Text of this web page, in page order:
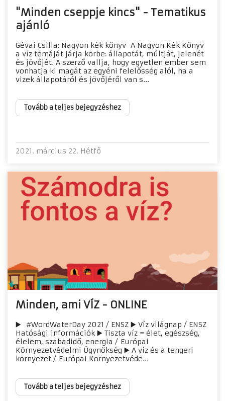
"Minden cseppje kincs" - Tematikus
ajánló
Gévai Csilla: Nagyon kék könyv A Nagyon Kék Könyv
a víz témáját járja körbe: állapotát, múltját, jelenét
és jövőjét. A szerző vallja, hogy egyetlen ember sem
vonhatja ki magát az egyéni felelősség alól, ha a
vizek állapotáról és jövőjéről van s...
Tovább a teljes bejegyzéshez
2021. március 22. Hétfő
Minden, ami VÍZ - ONLINE
▶️ #WordWaterDay 2021 / ENSZ ▶️ Víz világnap / ENSZ
Hatósági információk ▶️ Tiszta víz = élet, egészség,
élelem, szabadidő, energia / Európai
Környezetvédelmi Ügynökség ▶️ A víz és a tengeri
környezet / Európai Környezetvéde...
Tovább a teljes bejegyzéshez